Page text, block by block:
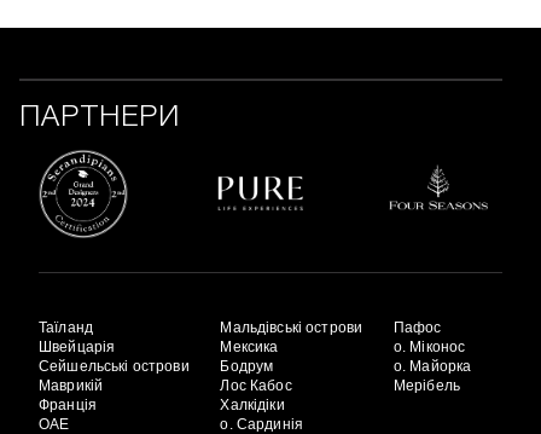
ПАРТНЕРИ
Таїланд
Швейцарія
Сейшельські острови
Маврикій
Франція
ОАЕ
Мальдівські острови
Мексика
Бодрум
Лос Кабос
Халкідіки
о. Сардинія
Пафос
о. Міконос
о. Майорка
Мерібель